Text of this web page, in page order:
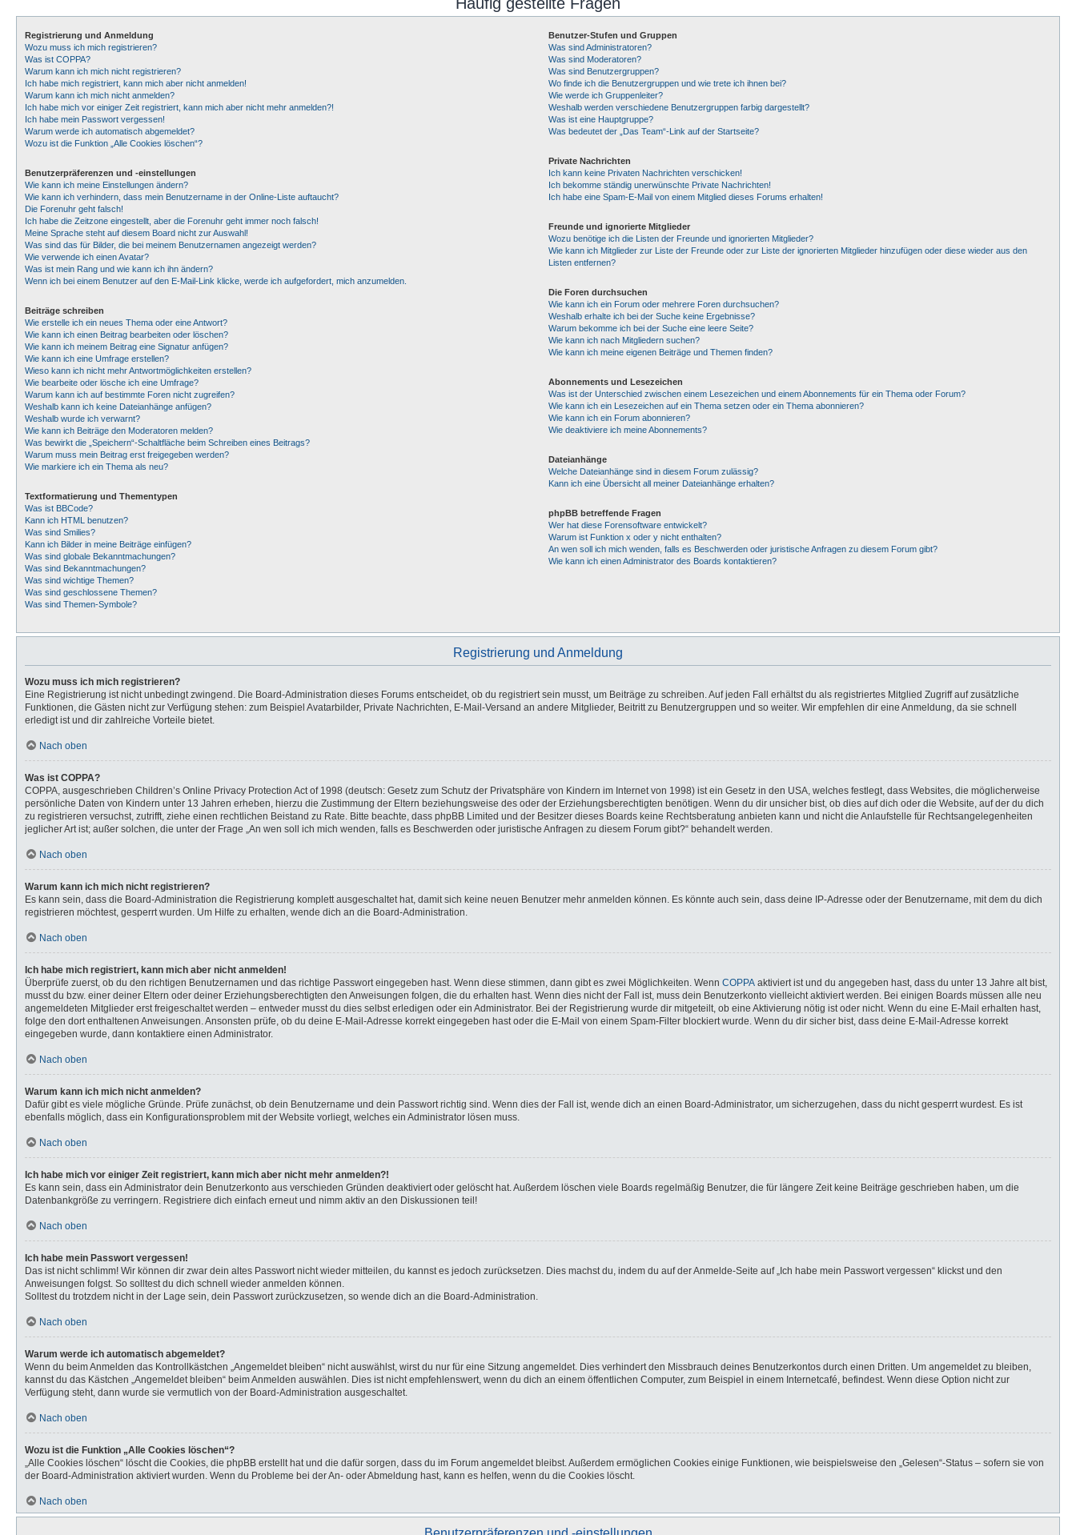
Registrierung und Anmeldung
Wozu muss ich mich registrieren?
Was ist COPPA?
Warum kann ich mich nicht registrieren?
Ich habe mich registriert, kann mich aber nicht anmelden!
Warum kann ich mich nicht anmelden?
Ich habe mich vor einiger Zeit registriert, kann mich aber nicht mehr anmelden?!
Ich habe mein Passwort vergessen!
Warum werde ich automatisch abgemeldet?
Wozu ist die Funktion „Alle Cookies löschen“?
Benutzerpräferenzen und -einstellungen
Wie kann ich meine Einstellungen ändern?
Wie kann ich verhindern, dass mein Benutzername in der Online-Liste auftaucht?
Die Forenuhr geht falsch!
Ich habe die Zeitzone eingestellt, aber die Forenuhr geht immer noch falsch!
Meine Sprache steht auf diesem Board nicht zur Auswahl!
Was sind das für Bilder, die bei meinem Benutzernamen angezeigt werden?
Wie verwende ich einen Avatar?
Was ist mein Rang und wie kann ich ihn ändern?
Wenn ich bei einem Benutzer auf den E-Mail-Link klicke, werde ich aufgefordert, mich anzumelden.
Beiträge schreiben
Wie erstelle ich ein neues Thema oder eine Antwort?
Wie kann ich einen Beitrag bearbeiten oder löschen?
Wie kann ich meinem Beitrag eine Signatur anfügen?
Wie kann ich eine Umfrage erstellen?
Wieso kann ich nicht mehr Antwortmöglichkeiten erstellen?
Wie bearbeite oder lösche ich eine Umfrage?
Warum kann ich auf bestimmte Foren nicht zugreifen?
Weshalb kann ich keine Dateianhänge anfügen?
Weshalb wurde ich verwarnt?
Wie kann ich Beiträge den Moderatoren melden?
Was bewirkt die „Speichern“-Schaltfläche beim Schreiben eines Beitrags?
Warum muss mein Beitrag erst freigegeben werden?
Wie markiere ich ein Thema als neu?
Textformatierung und Thementypen
Was ist BBCode?
Kann ich HTML benutzen?
Was sind Smilies?
Kann ich Bilder in meine Beiträge einfügen?
Was sind globale Bekanntmachungen?
Was sind Bekanntmachungen?
Was sind wichtige Themen?
Was sind geschlossene Themen?
Was sind Themen-Symbole?
Benutzer-Stufen und Gruppen
Was sind Administratoren?
Was sind Moderatoren?
Was sind Benutzergruppen?
Wo finde ich die Benutzergruppen und wie trete ich ihnen bei?
Wie werde ich Gruppenleiter?
Weshalb werden verschiedene Benutzergruppen farbig dargestellt?
Was ist eine Hauptgruppe?
Was bedeutet der „Das Team“-Link auf der Startseite?
Private Nachrichten
Ich kann keine Privaten Nachrichten verschicken!
Ich bekomme ständig unerwünschte Private Nachrichten!
Ich habe eine Spam-E-Mail von einem Mitglied dieses Forums erhalten!
Freunde und ignorierte Mitglieder
Wozu benötige ich die Listen der Freunde und ignorierten Mitglieder?
Wie kann ich Mitglieder zur Liste der Freunde oder zur Liste der ignorierten Mitglieder hinzufügen oder diese wieder aus den
Listen entfernen?
Die Foren durchsuchen
Wie kann ich ein Forum oder mehrere Foren durchsuchen?
Weshalb erhalte ich bei der Suche keine Ergebnisse?
Warum bekomme ich bei der Suche eine leere Seite?
Wie kann ich nach Mitgliedern suchen?
Wie kann ich meine eigenen Beiträge und Themen finden?
Abonnements und Lesezeichen
Was ist der Unterschied zwischen einem Lesezeichen und einem Abonnements für ein Thema oder Forum?
Wie kann ich ein Lesezeichen auf ein Thema setzen oder ein Thema abonnieren?
Wie kann ich ein Forum abonnieren?
Wie deaktiviere ich meine Abonnements?
Dateianhänge
Welche Dateianhänge sind in diesem Forum zulässig?
Kann ich eine Übersicht all meiner Dateianhänge erhalten?
phpBB betreffende Fragen
Wer hat diese Forensoftware entwickelt?
Warum ist Funktion x oder y nicht enthalten?
An wen soll ich mich wenden, falls es Beschwerden oder juristische Anfragen zu diesem Forum gibt?
Wie kann ich einen Administrator des Boards kontaktieren?
Registrierung und Anmeldung
Wozu muss ich mich registrieren?
Eine Registrierung ist nicht unbedingt zwingend. Die Board-Administration dieses Forums entscheidet, ob du registriert sein musst, um Beiträge zu schreiben. Auf jeden Fall erhältst du als registriertes Mitglied Zugriff auf zusätzliche
Funktionen, die Gästen nicht zur Verfügung stehen: zum Beispiel Avatarbilder, Private Nachrichten, E-Mail-Versand an andere Mitglieder, Beitritt zu Benutzergruppen und so weiter. Wir empfehlen dir eine Anmeldung, da sie schnell
erledigt ist und dir zahlreiche Vorteile bietet.
Nach oben
Was ist COPPA?
COPPA, ausgeschrieben Children’s Online Privacy Protection Act of 1998 (deutsch: Gesetz zum Schutz der Privatsphäre von Kindern im Internet von 1998) ist ein Gesetz in den USA, welches festlegt, dass Websites, die möglicherweise
persönliche Daten von Kindern unter 13 Jahren erheben, hierzu die Zustimmung der Eltern beziehungsweise des oder der Erziehungsberechtigten benötigen. Wenn du dir unsicher bist, ob dies auf dich oder die Website, auf der du dich
zu registrieren versuchst, zutrifft, ziehe einen rechtlichen Beistand zu Rate. Bitte beachte, dass phpBB Limited und der Besitzer dieses Boards keine Rechtsberatung anbieten kann und nicht die Anlaufstelle für Rechtsangelegenheiten
jeglicher Art ist; außer solchen, die unter der Frage „An wen soll ich mich wenden, falls es Beschwerden oder juristische Anfragen zu diesem Forum gibt?“ behandelt werden.
Nach oben
Warum kann ich mich nicht registrieren?
Es kann sein, dass die Board-Administration die Registrierung komplett ausgeschaltet hat, damit sich keine neuen Benutzer mehr anmelden können. Es könnte auch sein, dass deine IP-Adresse oder der Benutzername, mit dem du dich
registrieren möchtest, gesperrt wurden. Um Hilfe zu erhalten, wende dich an die Board-Administration.
Nach oben
Ich habe mich registriert, kann mich aber nicht anmelden!
Überprüfe zuerst, ob du den richtigen Benutzernamen und das richtige Passwort eingegeben hast. Wenn diese stimmen, dann gibt es zwei Möglichkeiten. Wenn COPPA aktiviert ist und du angegeben hast, dass du unter 13 Jahre alt bist,
musst du bzw. einer deiner Eltern oder deiner Erziehungsberechtigten den Anweisungen folgen, die du erhalten hast. Wenn dies nicht der Fall ist, muss dein Benutzerkonto vielleicht aktiviert werden. Bei einigen Boards müssen alle neu
angemeldeten Mitglieder erst freigeschaltet werden – entweder musst du dies selbst erledigen oder ein Administrator. Bei der Registrierung wurde dir mitgeteilt, ob eine Aktivierung nötig ist oder nicht. Wenn du eine E-Mail erhalten hast,
folge den dort enthaltenen Anweisungen. Ansonsten prüfe, ob du deine E-Mail-Adresse korrekt eingegeben hast oder die E-Mail von einem Spam-Filter blockiert wurde. Wenn du dir sicher bist, dass deine E-Mail-Adresse korrekt
eingegeben wurde, dann kontaktiere einen Administrator.
Nach oben
Warum kann ich mich nicht anmelden?
Dafür gibt es viele mögliche Gründe. Prüfe zunächst, ob dein Benutzername und dein Passwort richtig sind. Wenn dies der Fall ist, wende dich an einen Board-Administrator, um sicherzugehen, dass du nicht gesperrt wurdest. Es ist
ebenfalls möglich, dass ein Konfigurationsproblem mit der Website vorliegt, welches ein Administrator lösen muss.
Nach oben
Ich habe mich vor einiger Zeit registriert, kann mich aber nicht mehr anmelden?!
Es kann sein, dass ein Administrator dein Benutzerkonto aus verschieden Gründen deaktiviert oder gelöscht hat. Außerdem löschen viele Boards regelmäßig Benutzer, die für längere Zeit keine Beiträge geschrieben haben, um die
Datenbankgröße zu verringern. Registriere dich einfach erneut und nimm aktiv an den Diskussionen teil!
Nach oben
Ich habe mein Passwort vergessen!
Das ist nicht schlimm! Wir können dir zwar dein altes Passwort nicht wieder mitteilen, du kannst es jedoch zurücksetzen. Dies machst du, indem du auf der Anmelde-Seite auf „Ich habe mein Passwort vergessen“ klickst und den
Anweisungen folgst. So solltest du dich schnell wieder anmelden können.
Solltest du trotzdem nicht in der Lage sein, dein Passwort zurückzusetzen, so wende dich an die Board-Administration.
Nach oben
Warum werde ich automatisch abgemeldet?
Wenn du beim Anmelden das Kontrollkästchen „Angemeldet bleiben“ nicht auswählst, wirst du nur für eine Sitzung angemeldet. Dies verhindert den Missbrauch deines Benutzerkontos durch einen Dritten. Um angemeldet zu bleiben,
kannst du das Kästchen „Angemeldet bleiben“ beim Anmelden auswählen. Dies ist nicht empfehlenswert, wenn du dich an einem öffentlichen Computer, zum Beispiel in einem Internetcafé, befindest. Wenn diese Option nicht zur
Verfügung steht, dann wurde sie vermutlich von der Board-Administration ausgeschaltet.
Nach oben
Wozu ist die Funktion „Alle Cookies löschen“?
„Alle Cookies löschen“ löscht die Cookies, die phpBB erstellt hat und die dafür sorgen, dass du im Forum angemeldet bleibst. Außerdem ermöglichen Cookies einige Funktionen, wie beispielsweise den „Gelesen“-Status – sofern sie von
der Board-Administration aktiviert wurden. Wenn du Probleme bei der An- oder Abmeldung hast, kann es helfen, wenn du die Cookies löscht.
Nach oben